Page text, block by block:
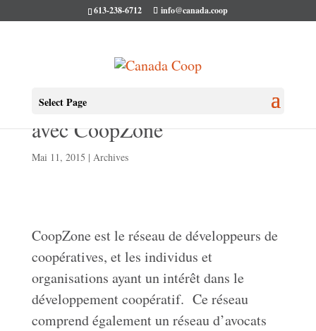
613-238-6712 info@canada.coop
Select Page
Session de télé-apprentissage
avec CoopZone
Mai 11, 2015 | Archives
CoopZone est le réseau de développeurs de
coopératives, et les individus et
organisations ayant un intérêt dans le
développement coopératif. Ce réseau
comprend également un réseau d’avocats